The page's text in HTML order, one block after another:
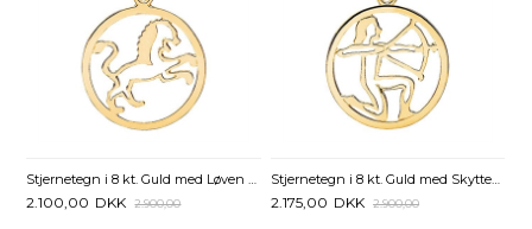
Stjernetegn i 8 kt. Guld med Løven - 20 mm
2.100,00 DKK 2.900,00
Stjernetegn i 8 kt. Guld med Skytten - 20 mm
2.175,00 DKK 2.900,00